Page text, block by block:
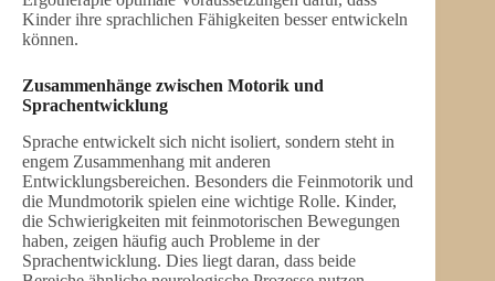
Kinder ihre sprachlichen Fähigkeiten besser entwickeln
können.
Zusammenhänge zwischen Motorik und
Sprachentwicklung
Sprache entwickelt sich nicht isoliert, sondern steht in
engem Zusammenhang mit anderen
Entwicklungsbereichen. Besonders die Feinmotorik und
die Mundmotorik spielen eine wichtige Rolle. Kinder,
die Schwierigkeiten mit feinmotorischen Bewegungen
haben, zeigen häufig auch Probleme in der
Sprachentwicklung. Dies liegt daran, dass beide